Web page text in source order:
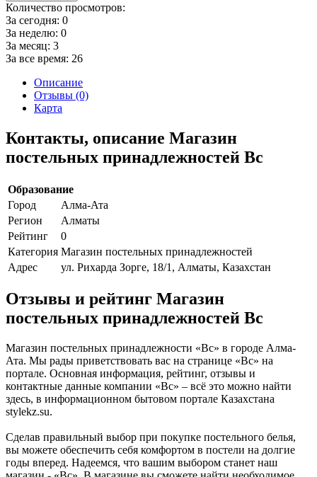
Количество просмотров:
За сегодня: 0
За неделю: 0
За месяц: 3
За все время: 26
Описание
Отзывы (0)
Карта
Контакты, описание Магазин
постельных принадлежностей Bc
Образование
Город
Алма-Ата
Регион
Алматы
Рейтинг
0
Категория Магазин постельных принадлежностей
Адрес
ул. Рихарда Зорге, 18/1, Алматы, Казахстан
Отзывы и рейтинг Магазин
постельных принадлежностей Bc
Магазин постельных принадлежности «Bc» в городе Алма-
Ата. Мы рады приветствовать вас на странице «Bc» на
портале. Основная информация, рейтинг, отзывы и
контактные данные компании «Bc» – всё это можно найти
здесь, в информационном бытовом портале Казахстана
stylekz.su.
Сделав правильный выбор при покупке постельного белья,
вы можете обеспечить себя комфортом в постели на долгие
годы вперед. Надеемся, что вашим выбором станет наш